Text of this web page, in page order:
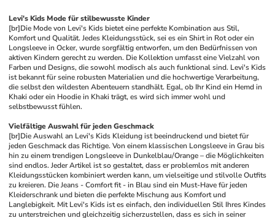
Levi's Kids Mode für stilbewusste Kinder
[br]Die Mode von Levi's Kids bietet eine perfekte Kombination aus Stil,
Komfort und Qualität. Jedes Kleidungsstück, sei es ein Shirt in Rot oder ein
Longsleeve in Ocker, wurde sorgfältig entworfen, um den Bedürfnissen von
aktiven Kindern gerecht zu werden. Die Kollektion umfasst eine Vielzahl von
Farben und Designs, die sowohl modisch als auch funktional sind. Levi's Kids
ist bekannt für seine robusten Materialien und die hochwertige Verarbeitung,
die selbst den wildesten Abenteuern standhält. Egal, ob Ihr Kind ein Hemd in
Khaki oder ein Hoodie in Khaki trägt, es wird sich immer wohl und
selbstbewusst fühlen.
Vielfältige Auswahl für jeden Geschmack
[br]Die Auswahl an Levi's Kids Kleidung ist beeindruckend und bietet für
jeden Geschmack das Richtige. Von einem klassischen Longsleeve in Grau bis
hin zu einem trendigen Longsleeve in Dunkelblau/Orange – die Möglichkeiten
sind endlos. Jeder Artikel ist so gestaltet, dass er problemlos mit anderen
Kleidungsstücken kombiniert werden kann, um vielseitige und stilvolle Outfits
zu kreieren. Die Jeans - Comfort fit - in Blau sind ein Must-Have für jeden
Kleiderschrank und bieten die perfekte Mischung aus Komfort und
Langlebigkeit. Mit Levi's Kids ist es einfach, den individuellen Stil Ihres Kindes
zu unterstreichen und gleichzeitig sicherzustellen, dass es sich in seiner